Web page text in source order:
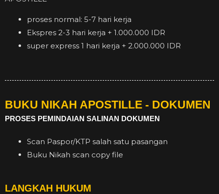
proses normal: 5-7 hari kerja
Ekspres 2-3 hari kerja + 1.000.000 IDR
super express 1 hari kerja + 2.000.000 IDR
BUKU NIKAH APOSTILLE - DOKUMEN
PROSES PEMINDAIAN SALINAN DOKUMEN
Scan Paspor/KTP salah satu pasangan
Buku Nikah scan copy file
LANGKAH HUKUM